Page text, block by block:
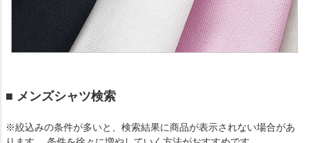
■ メンズシャツ検索
※絞込みの条件が多いと、検索結果に商品が表示されない場合があ